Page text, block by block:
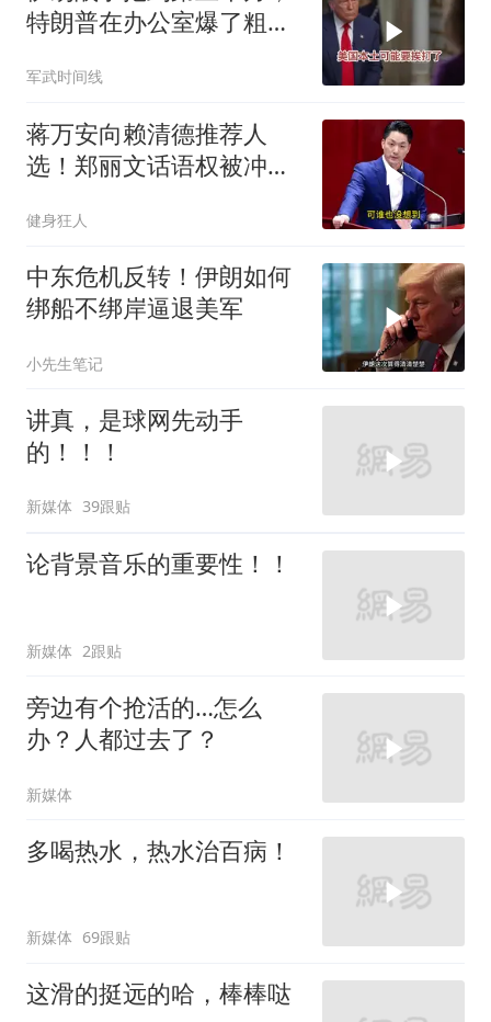
特朗普在办公室爆了粗
可能要挨打了
军武时间线
蒋万安向赖清德推荐人
选！郑丽文话语权被冲击
健身狂人
中东危机反转！伊朗如何
绑船不绑岸逼退美军
小先生笔记
讲真，是球网先动手
的！！！
新媒体 39跟贴
论背景音乐的重要性！！
新媒体 2跟贴
旁边有个抢活的…怎么
办？人都过去了？
新媒体
多喝热水，热水治百病！
新媒体 69跟贴
这滑的挺远的哈，棒棒哒